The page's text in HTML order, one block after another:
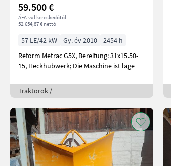
59.500 €
ÁFA-val kereskedőtől
52.654,87 € nettó
57 LE/42 kW Gy. év 2010
2454 h
Reform Metrac G5X, Bereifung: 31x15.50-
15, Heckhubwerk; Die Maschine ist lage
Traktorok /